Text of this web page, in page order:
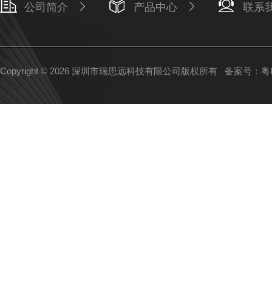
公司简介 产品中心 联系
Copyright © 2026 深圳市瑞思远科技有限公司版权所有 备案号：